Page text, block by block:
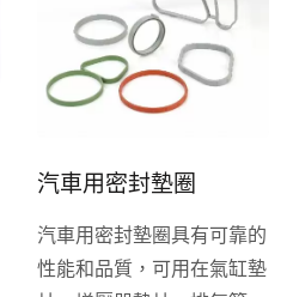
汽車用密封墊圈
汽車用密封墊圈具有可靠的
性能和品質，可用在氣缸墊